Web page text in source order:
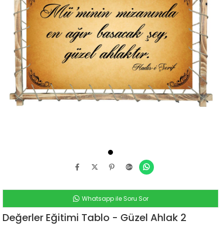
Whatsapp ile Soru Sor
Değerler Eğitimi Tablo - Güzel Ahlak 2